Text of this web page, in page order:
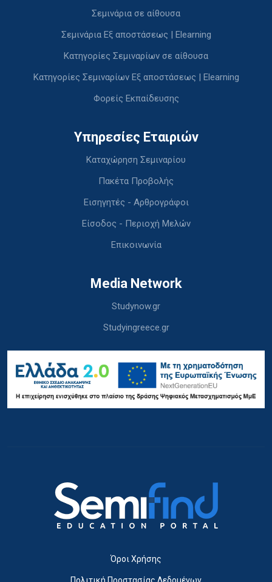
Σεμινάρια σε αίθουσα
Σεμινάρια Εξ αποστάσεως | Elearning
Κατηγορίες Σεμιναρίων σε αίθουσα
Κατηγορίες Σεμιναρίων Εξ αποστάσεως | Elearning
Φορείς Εκπαίδευσης
Υπηρεσίες Εταιριών
Καταχώρηση Σεμιναρίου
Πακέτα Προβολής
Εισηγητές - Αρθρογράφοι
Είσοδος - Περιοχή Μελών
Επικοινωνία
Media Network
Studynow.gr
Studyingreece.gr
Όροι Χρήσης
Πολιτική Προστασίας Δεδομένων